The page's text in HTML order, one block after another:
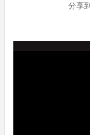
分享